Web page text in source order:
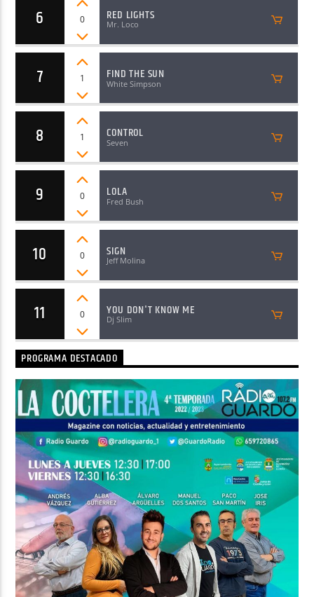
6 0 RED LIGHTS
Mr. Loco
7 1 FIND THE SUN
White Simpson
8 1 CONTROL
Seven
9 0 LOLA
Fred Bush
10 0 SIGN
Jeff Molina
11 0 YOU DON'T KNOW ME
Dj Slim
PROGRAMA DESTACADO